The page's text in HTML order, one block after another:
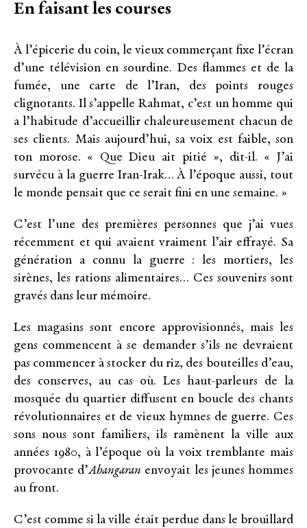
En faisant les courses
À l’épicerie du coin, le vieux commerçant fixe l’écran
d’une télévision en sourdine. Des flammes et de la
fumée, une carte de l’Iran, des points rouges
clignotants. Il s’appelle Rahmat, c’est un homme qui
a l’habitude d’accueillir chaleureusement chacun de
ses clients. Mais aujourd’hui, sa voix est faible, son
ton morose. « Que Dieu ait pitié », dit-il. « J’ai
survécu à la guerre Iran-Irak… À l’époque aussi, tout
le monde pensait que ce serait fini en une semaine. »
C’est l’une des premières personnes que j’ai vues
récemment et qui avaient vraiment l’air effrayé. Sa
génération a connu la guerre : les mortiers, les
sirènes, les rations alimentaires… Ces souvenirs sont
gravés dans leur mémoire.
Les magasins sont encore approvisionnés, mais les
gens commencent à se demander s’ils ne devraient
pas commencer à stocker du riz, des bouteilles d’eau,
des conserves, au cas où. Les haut-parleurs de la
mosquée du quartier diffusent en boucle des chants
révolutionnaires et de vieux hymnes de guerre. Ces
sons nous sont familiers, ils ramènent la ville aux
années 1980, à l’époque où la voix tremblante mais
provocante d’Ahangaran envoyait les jeunes hommes
au front.
C’est comme si la ville était perdue dans le brouillard